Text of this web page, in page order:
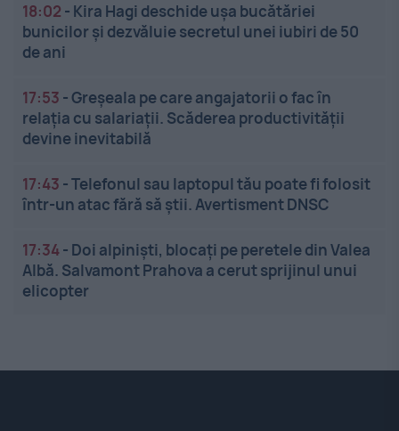
18:02 - Kira Hagi deschide ușa bucătăriei
bunicilor și dezvăluie secretul unei iubiri de 50
de ani
17:53 -Greșeala pe care angajatorii o fac în
relația cu salariații. Scăderea productivității
devine inevitabilă
17:43 -Telefonul sau laptopul tău poate fi folosit
într-un atac fără să știi. Avertisment DNSC
17:34- Doi alpiniști, blocați pe peretele din Valea
Albă. Salvamont Prahova a cerut sprijinul unui
elicopter